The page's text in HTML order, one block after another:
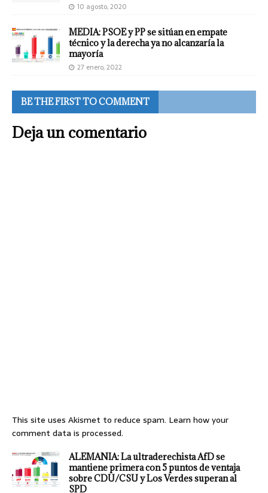
10 agosto, 2020
MEDIA: PSOE y PP se sitúan en empate
técnico y la derecha ya no alcanzaría la
mayoría
27 enero, 2022
BE THE FIRST TO COMMENT
Deja un comentario
This site uses Akismet to reduce spam. Learn how your
comment data is processed.
ALEMANIA: La ultraderechista AfD se
mantiene primera con 5 puntos de ventaja
sobre CDU/CSU y Los Verdes superan al
SPD